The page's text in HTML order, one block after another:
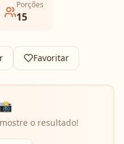
Porções
15
Favoritar
o resultado!